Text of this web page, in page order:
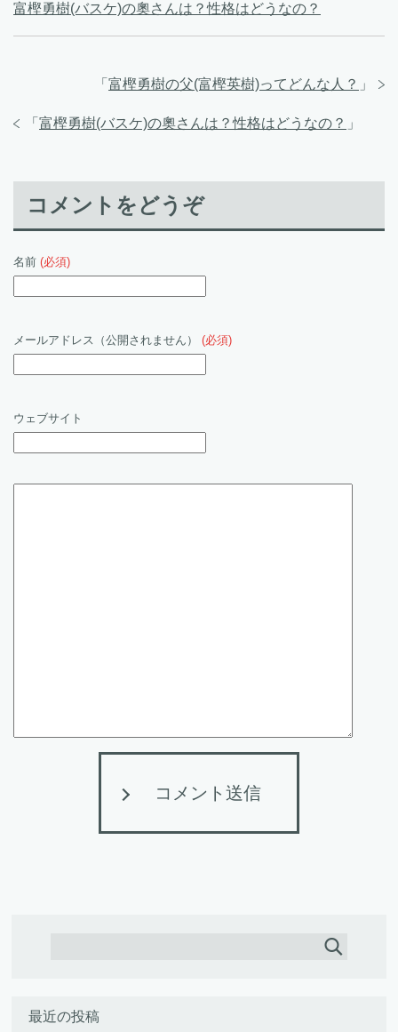
富樫勇樹(バスケ)の奧さんは？性格はどうなの？
「 富樫勇樹の父(富樫英樹)ってどんな人？ 」
「 富樫勇樹(バスケ)の奧さんは？性格はどうなの？ 」
コメントをどうぞ
名前 (必須)
メールアドレス（公開されません） (必須)
ウェブサイト
コメント送信
最近の投稿